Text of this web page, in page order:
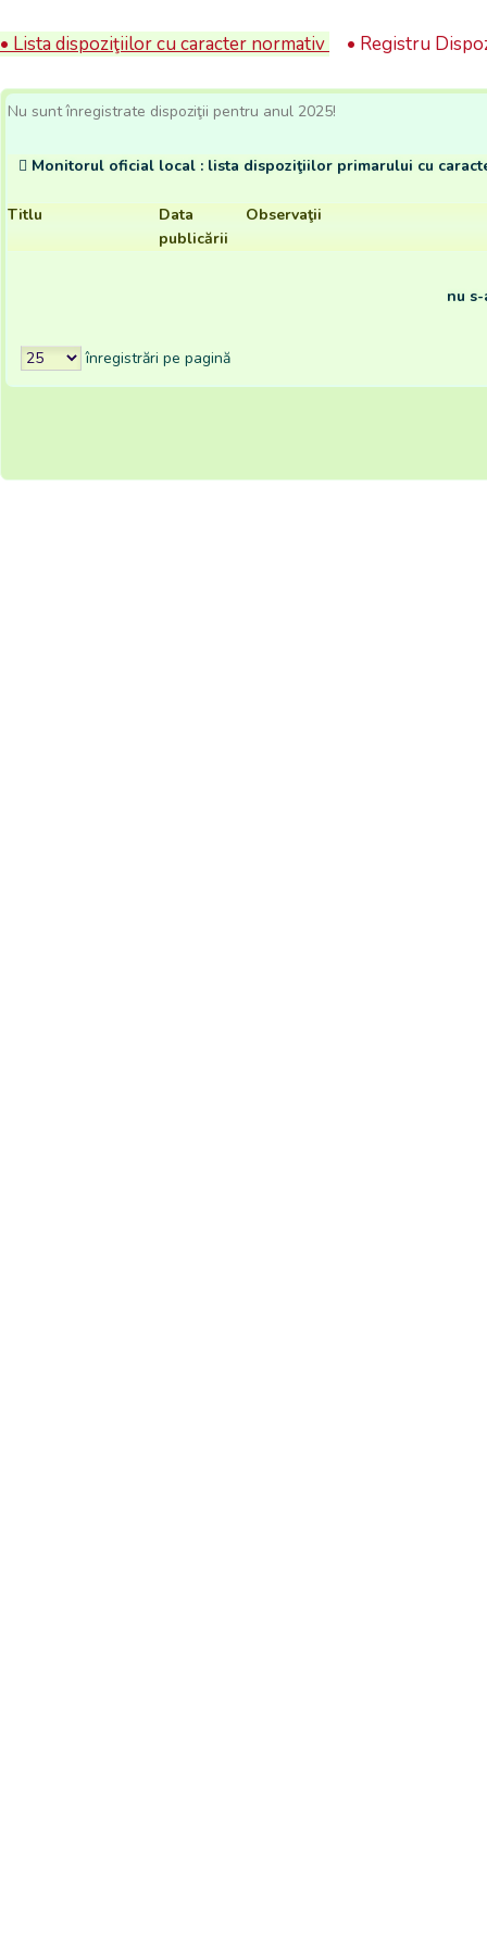
• Lista dispoziţiilor cu caracter normativ • Registru
Nu sunt înregistrate dispoziţii pentru anul 2025!
Monitorul oficial local : lista dispoziţiilor primarului cu
Titlu
Data
publicării
Observaţii
nu
înregistrări pe pagină